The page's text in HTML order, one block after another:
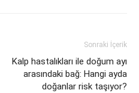
Sonraki İçerik
Kalp hastalıkları ile doğum ayı
arasındaki bağ: Hangi ayda
doğanlar risk taşıyor?